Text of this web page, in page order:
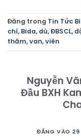
Đăng trong Tin Tức
chí, Bida, dù,ĐBSCL,
thăm,van,viên
Nguyễn
Đầu BXH
ĐĂNG VÀO